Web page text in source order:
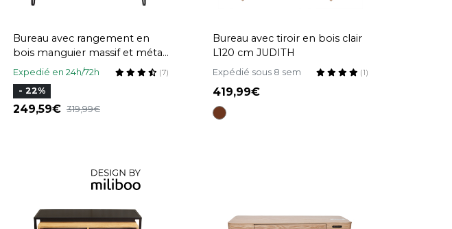
Bureau avec rangement en
bois manguier massif et métal
noir L116 cm VIBES
Expedié en 24h/72h (7)
- 22%
249,59 319,99
Bureau avec tiroir en bois clair
L120 cm JUDITH
Expédié sous 8 sem (1)
419,99